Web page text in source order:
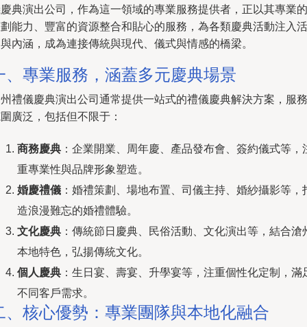
典演出公司，作為這一領域的專業服務提供者，正以其專業的
能力、豐富的資源整合和貼心的服務，為各類慶典活動注入活
內涵，成為連接傳統與現代、儀式與情感的橋梁。
、專業服務，涵蓋多元慶典場景
禮儀慶典演出公司通常提供一站式的禮儀慶典解決方案，服務
廣泛，包括但不限于：
商務慶典 ：企業開業、周年慶、產品發布會、簽約儀式等，
重專業性與品牌形象塑造。
婚慶禮儀 ：婚禮策劃、場地布置、司儀主持、婚紗攝影等，
造浪漫難忘的婚禮體驗。
文化慶典 ：傳統節日慶典、民俗活動、文化演出等，結合滄
本地特色，弘揚傳統文化。
個人慶典 ：生日宴、壽宴、升學宴等，注重個性化定制，滿
不同客戶需求。
、核心優勢：專業團隊與本地化融合